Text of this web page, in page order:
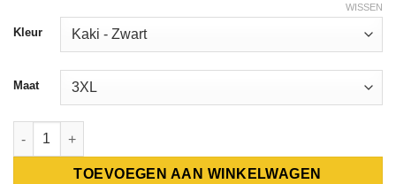
Kleur
Maat
WISSEN
Hydrowear Sweater Tegelen aantal
TOEVOEGEN AAN WINKELWAGEN